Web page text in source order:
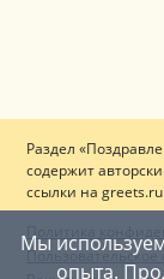
Мы
опыта.
Раздел
содержит
ссылки на
Политика